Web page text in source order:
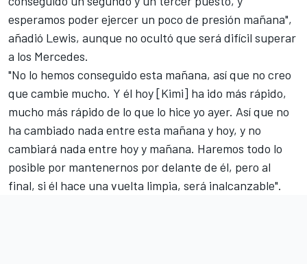
esperamos poder ejercer un poco de presión mañana",
añadió Lewis, aunque no ocultó que será difícil superar
a los Mercedes.
"No lo hemos conseguido esta mañana, así que no creo
que cambie mucho. Y él hoy [Kimi] ha ido más rápido,
mucho más rápido de lo que lo hice yo ayer. Así que no
ha cambiado nada entre esta mañana y hoy, y no
cambiará nada entre hoy y mañana. Haremos todo lo
posible por mantenernos por delante de él, pero al
final, si él hace una vuelta limpia, será inalcanzable".